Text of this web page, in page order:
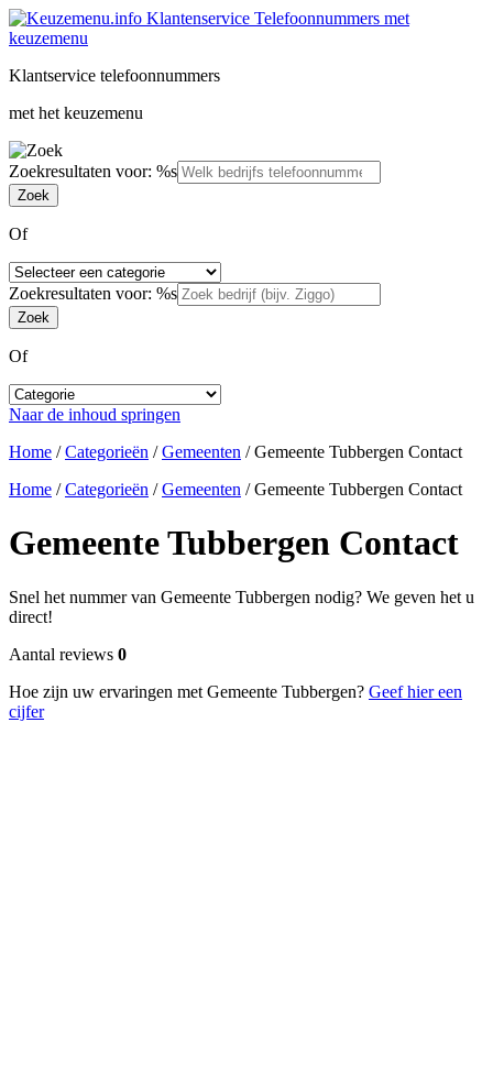
Klantservice telefoonnummers
met het keuzemenu
Zoekresultaten voor: %s
Of
Zoekresultaten voor: %s
Of
Naar de inhoud springen
Home /Categorieën /Gemeenten /Gemeente Tubbergen Contact
Home /Categorieën /Gemeenten /Gemeente Tubbergen Contact
Gemeente Tubbergen Contact
Snel het nummer van Gemeente Tubbergen nodig? We geven het u
direct!
Aantal reviews 0
Hoe zijn uw ervaringen met Gemeente Tubbergen? Geef hier een
cijfer